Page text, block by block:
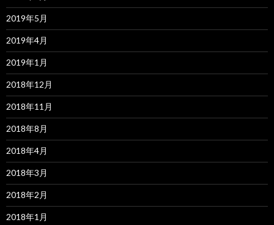
2019年5月
2019年4月
2019年1月
2018年12月
2018年11月
2018年8月
2018年4月
2018年3月
2018年2月
2018年1月